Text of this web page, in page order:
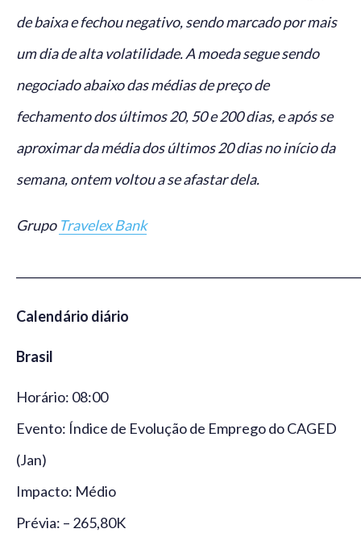
de baixa e fechou negativo, sendo marcado por mais
um dia de alta volatilidade. A moeda segue sendo
negociado abaixo das médias de preço de
fechamento dos últimos 20, 50 e 200 dias, e após se
aproximar da média dos últimos 20 dias no início da
semana, ontem voltou a se afastar dela.
Grupo Travelex Bank
Calendário diário
Brasil
Horário: 08:00
Evento: Índice de Evolução de Emprego do CAGED
(Jan)
Impacto: Médio
Prévia: – 265,80K